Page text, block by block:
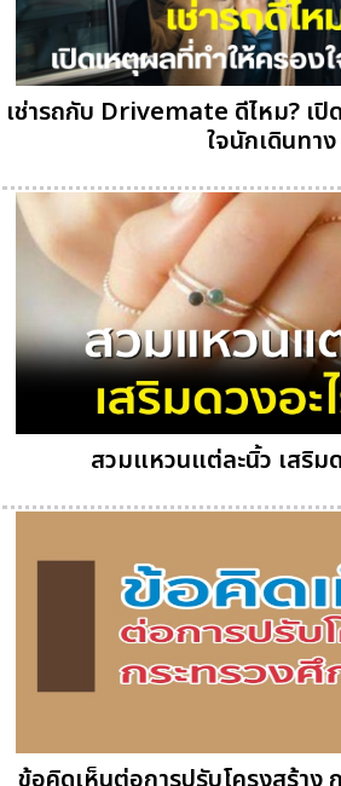
เช่ารถกับ Drivemate ดีไหม? เ
ใจนักเดินทาง
สวมแหวนแต่ละนิ้ว เสริม